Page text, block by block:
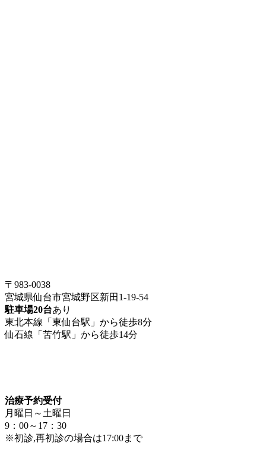
〒983-0038
宮城県仙台市宮城野区新田1-19-54
駐車場20台あり
東北本線「東仙台駅」から徒歩8分
仙石線「苦竹駅」から徒歩14分
治療予約受付
月曜日～土曜日
9：00～17：30
※初診,再初診の場合は17:00まで